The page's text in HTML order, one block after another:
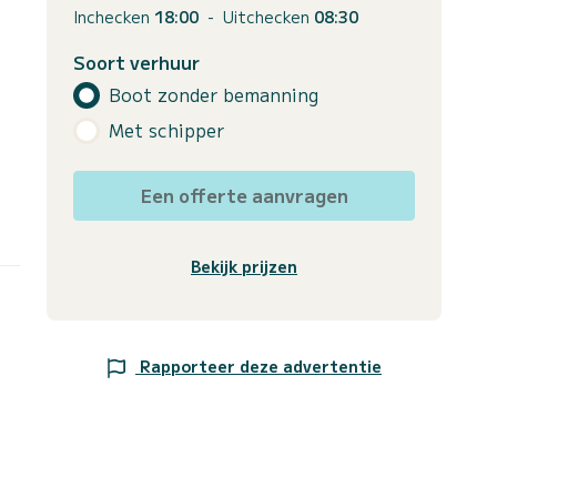
Inchecken 18:00 - Uitchecken 08:30
Soort verhuur
Boot zonder bemanning
Met schipper
Een offerte aanvragen
Bekijk prijzen
Rapporteer deze advertentie